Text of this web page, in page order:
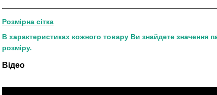
Розмірна сітка
В характеристиках кожного товару Ви знайдете значення
розміру.
Відео